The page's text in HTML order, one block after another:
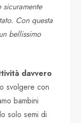
Con questa
bellissimo
davvero
svolgere con
bambini
solo semi di